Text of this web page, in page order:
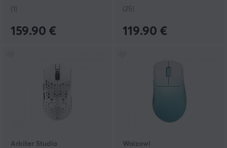
(1)
159.90 €
(25)
119.90 €
Arbiter Studio Waizowl